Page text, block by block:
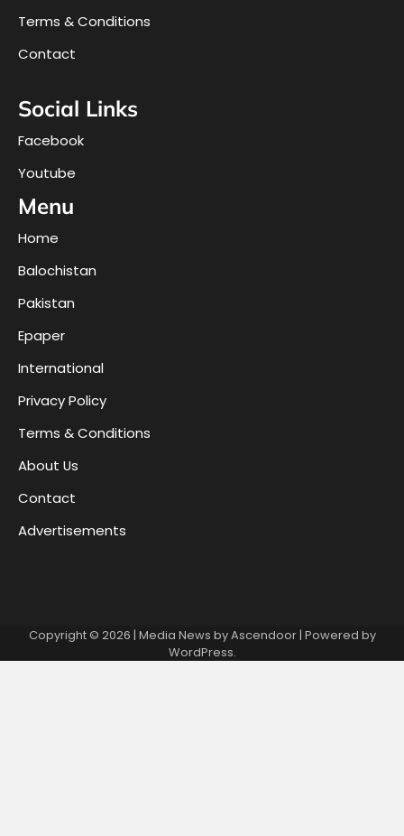
Terms & Conditions
Contact
Social Links
Facebook
Youtube
Menu
Home
Balochistan
Pakistan
Epaper
International
Privacy Policy
Terms & Conditions
About Us
Contact
Advertisements
Copyright © 2026 | Media News byAscendoor| Powered by
WordPress.